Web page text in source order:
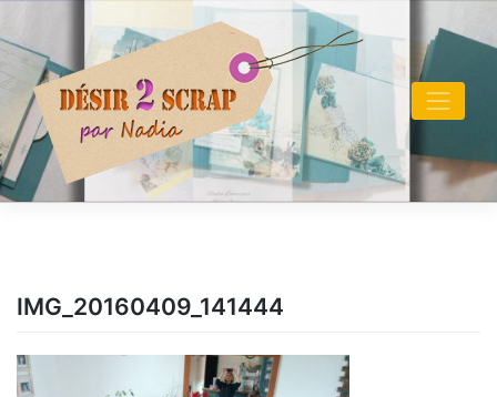
content
IMG_20160409_141444